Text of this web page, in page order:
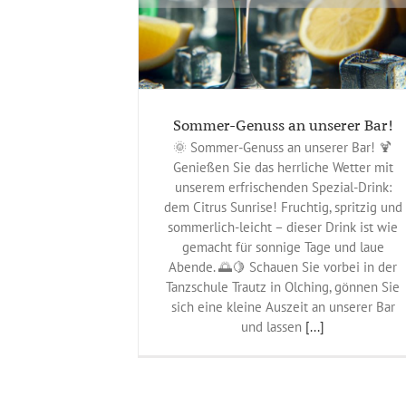
Sommer-Genuss an unserer Bar!
🌞 Sommer-Genuss an unserer Bar! 🍹
Genießen Sie das herrliche Wetter mit
unserem erfrischenden Spezial-Drink:
dem Citrus Sunrise! Fruchtig, spritzig und
sommerlich-leicht – dieser Drink ist wie
gemacht für sonnige Tage und laue
Abende. 🌅🍋 Schauen Sie vorbei in der
Tanzschule Trautz in Olching, gönnen Sie
sich eine kleine Auszeit an unserer Bar
und lassen [...]